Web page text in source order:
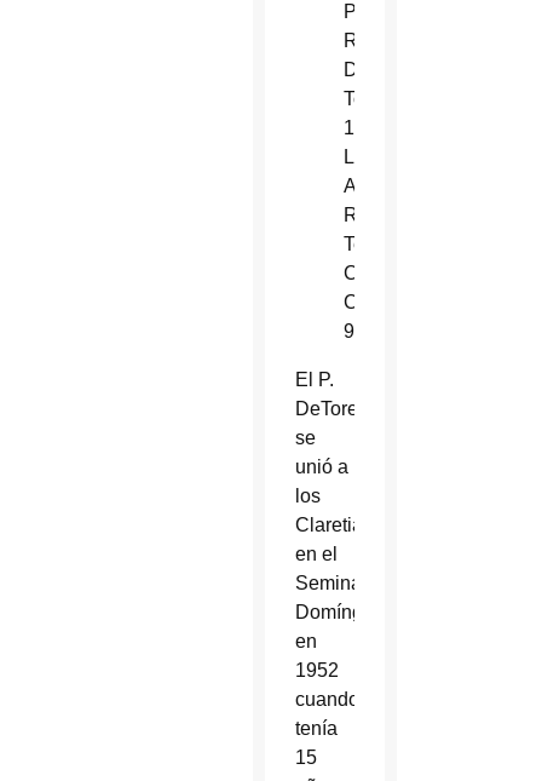
Padre
Richard
De
Tore
10203
Lower
Azusa
Rd.,
Temple
City,
CA
91780
El P.
DeTore
se
unió a
los
Claretianos
en el
Seminario
Domínguez
en
1952
cuando
tenía
15